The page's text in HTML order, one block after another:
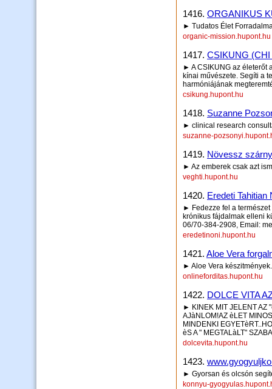
1416. ORGANIKUS
► Tudatos Élet
organic-mission.hupont.hu
1417. CSIKUNG
► A CSIKUNG az életerőt
kínai művészete. Segíti a
harmóniájának
csikung.hupont.hu
1418. Suzanne
► clinical research
suzanne-
1419. Növessz
► Az emberek csak azt
veghti.hupont.hu
1420. Eredeti Tahitian
► Fedezze fel a
krónikus fájdalmak elleni
06/70-384-2908, Email:
eredetinoni.hupont.hu
1421. Aloe Vera
► Aloe Vera készitmények.
onlineforditas.hupont.hu
1422. DOLCE VITA
► KINEK MIT JELENT AZ
AJàNLOM!AZ èLET
MINDENKI
èS A " MEGTALàLT"
dolcevita.hupont.hu
1423.
► Gyorsan és olcsón
konnyu-